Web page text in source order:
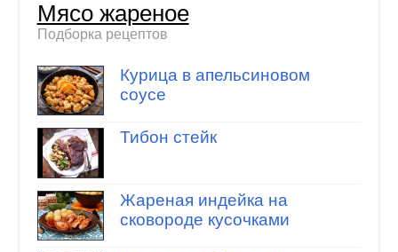
Мясо жареное
Подборка рецептов
Курица в апельсиновом
соусе
Тибон стейк
Жареная индейка на
сковороде кусочками